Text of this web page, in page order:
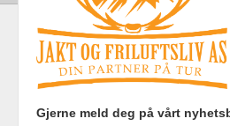
Frakt Kjøpsbetingelser
Gjerne meld deg på vårt